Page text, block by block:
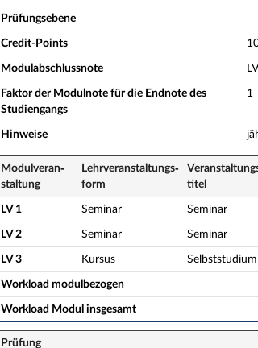
Prüfungsebene
Credit-Points
Modulabschlussnote LV
Faktor der Modulnote für die Endnote des
Studiengangs
1
Hinweise
Modulveran­
staltung
Lehrveranstaltungs­
form
titel
LV 1 Seminar Seminar
LV 2 Seminar Seminar
LV 3 Kursus Selbststudium
Workload modulbezogen
Workload Modul insgesamt
Prüfung